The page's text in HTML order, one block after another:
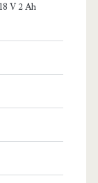
V 2 Ah